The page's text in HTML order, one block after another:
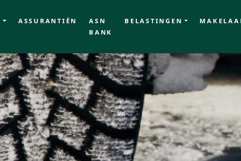
ASSURANTIËN
ASN
BANK
BELASTINGEN